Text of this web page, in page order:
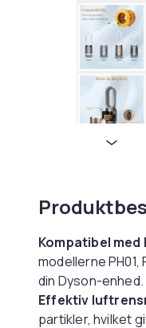
Kompatibel med
modellerne
din Dyson-enhed.
Effektiv
partikler, hvilket